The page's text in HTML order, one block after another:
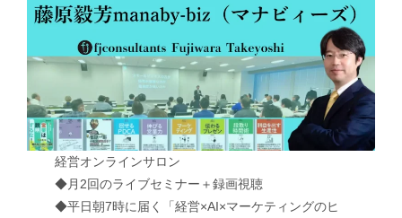
経営オンラインサロン
◆月2回のライブセミナー＋録画視聴
◆平日朝7時に届く「経営×AI×マーケティングのヒ